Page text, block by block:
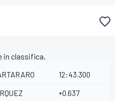
in classifica.
12:43.300
+0.637